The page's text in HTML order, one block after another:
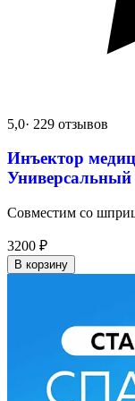
5,0· 229 отзывов
Инъектор
Универсальный
Совместим со
3200 ₽
В корзину